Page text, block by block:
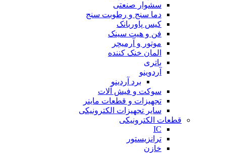
سشوار صنعتی
دما سنج و رطوبت سنج
کیس پاوربانک
فن و هیت سینک
موتور و آرمیچر
المان خنک کننده
باتری
آردوینو
برد آردینو
سوکت و فیش آلات
تجهیزات و قطعات ماینر
سایر تجهیزات الکترونیکی
قطعات الکترونیکی
IC
ترانزیستور
خازن